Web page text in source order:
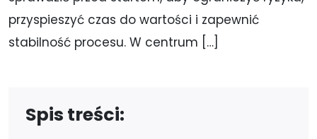
przyspieszyć czas do wartości i zapewnić
stabilność procesu. W centrum […]
Spis treści: